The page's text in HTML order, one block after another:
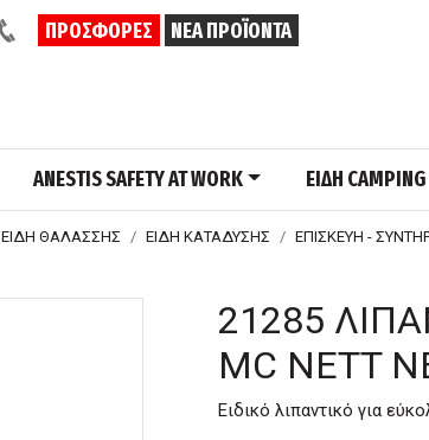
ΠΡΟΣΦΟΡΕΣ ΝΕΑ ΠΡΟΪΟΝΤΑ
ANESTIS SAFETY AT WORK ΕΙΔΗ CAMPING
ΕΙΔΗ ΘΑΛΑΣΣΗΣ ΕΙΔΗ ΚΑΤΑΔΥΣΗΣ ΕΠΙΣΚΕΥΗ -
21285
MC NETT
Ειδικό λιπαντικό για